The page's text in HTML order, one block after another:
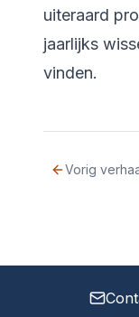
uiteraard
jaarlijks
vinden.
Vorig